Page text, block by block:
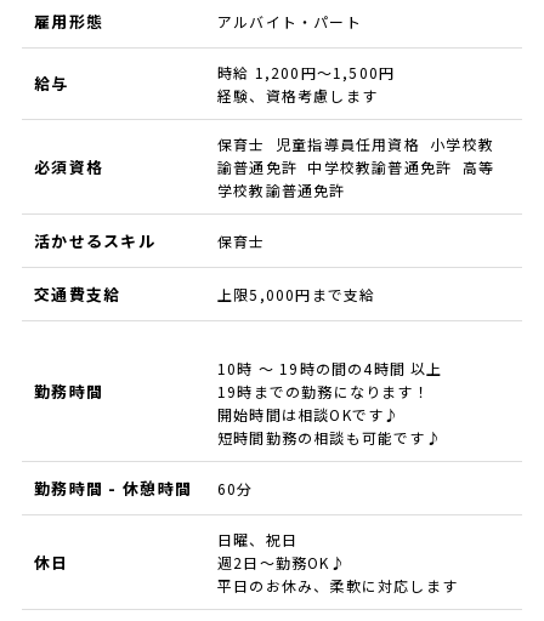
雇用形態 アルバイト・パート
給与
時給 1,200円～1,500円
経験、資格考慮します
必須資格
保育士 児童指導員任用資格 小学校教
諭普通免許 中学校教諭普通免許 高等
学校教諭普通免許
活かせるスキル 保育士
交通費支給 上限5,000円まで支給
勤務時間
10時 ～ 19時の間の4時間 以上
19時までの勤務になります！
開始時間は相談OKです♪
短時間勤務の相談も可能です♪
勤務時間 - 休憩時間 60分
休日
日曜、祝日
週2日～勤務OK♪
平日のお休み、柔軟に対応します